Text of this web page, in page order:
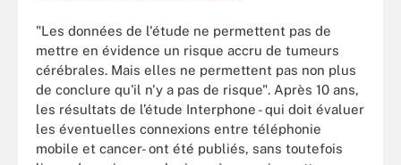
"Les données de l'étude ne permettent pas de
mettre en évidence un risque accru de tumeurs
cérébrales. Mais elles ne permettent pas non plus
de conclure qu'il n'y a pas de risque". Après 10 ans,
les résultats de l’étude Interphone - qui doit évaluer
les éventuelles connexions entre téléphonie
mobile et cancer- ont été publiés, sans toutefois